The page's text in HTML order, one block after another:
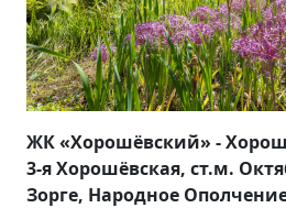
ЖК «Хорошёвский» -
3-я Хорошёвская, ст.м.
Зорге, Народное